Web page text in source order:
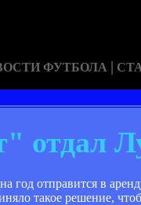
ФУТБОЛА |
отдал
год отправится в
такое решение,